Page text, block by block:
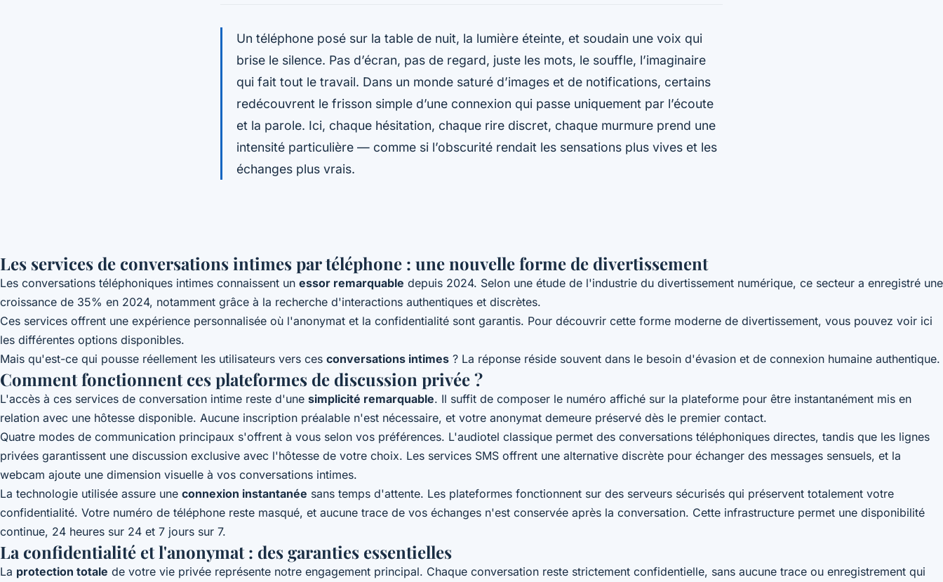
Un téléphone posé sur la table de nuit, la lumière éteinte, et soudain une voix qui
brise le silence. Pas d’écran, pas de regard, juste les mots, le souffle, l’imaginaire
qui fait tout le travail. Dans un monde saturé d’images et de notifications, certains
redécouvrent le frisson simple d’une connexion qui passe uniquement par l’écoute
et la parole. Ici, chaque hésitation, chaque rire discret, chaque murmure prend une
intensité particulière — comme si l’obscurité rendait les sensations plus vives et les
échanges plus vrais.
Les services de conversations intimes par téléphone : une nouvelle forme de divertissement
Les conversations téléphoniques intimes connaissent un essor remarquable depuis 2024. Selon une étude de l'industrie du divertissement numérique, ce secteur a enregistré une
croissance de 35% en 2024, notamment grâce à la recherche d'interactions authentiques et discrètes.
Ces services offrent une expérience personnalisée où l'anonymat et la confidentialité sont garantis. Pour découvrir cette forme moderne de divertissement, vous pouvez voir ici
les différentes options disponibles.
Mais qu'est-ce qui pousse réellement les utilisateurs vers ces conversations intimes ? La réponse réside souvent dans le besoin d'évasion et de connexion humaine authentique.
Comment fonctionnent ces plateformes de discussion privée ?
L'accès à ces services de conversation intime reste d'une simplicité remarquable. Il suffit de composer le numéro affiché sur la plateforme pour être instantanément mis en
relation avec une hôtesse disponible. Aucune inscription préalable n'est nécessaire, et votre anonymat demeure préservé dès le premier contact.
Quatre modes de communication principaux s'offrent à vous selon vos préférences. L'audiotel classique permet des conversations téléphoniques directes, tandis que les lignes
privées garantissent une discussion exclusive avec l'hôtesse de votre choix. Les services SMS offrent une alternative discrète pour échanger des messages sensuels, et la
webcam ajoute une dimension visuelle à vos conversations intimes.
La technologie utilisée assure une connexion instantanée sans temps d'attente. Les plateformes fonctionnent sur des serveurs sécurisés qui préservent totalement votre
confidentialité. Votre numéro de téléphone reste masqué, et aucune trace de vos échanges n'est conservée après la conversation. Cette infrastructure permet une disponibilité
continue, 24 heures sur 24 et 7 jours sur 7.
La confidentialité et l'anonymat : des garanties essentielles
La protection totale de votre vie privée représente notre engagement principal. Chaque conversation reste strictement confidentielle, sans aucune trace ou enregistrement qui